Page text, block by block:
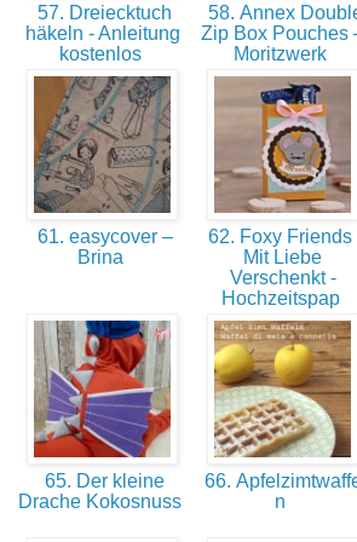
57. Dreiecktuch
häkeln - Anleitung
kostenlos
58. Annex
Zip Box Pouches
Moritzwerk
61. easycover –
Brina
62. Foxy Friends
Mit Liebe
Verschenkt -
Hochzeitspap
65. Der kleine
Drache Kokosnuss
66.
n